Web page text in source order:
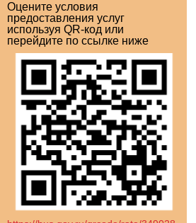
Оцените условия
предоставления услуг
используя QR-код или
перейдите по ссылке ниже